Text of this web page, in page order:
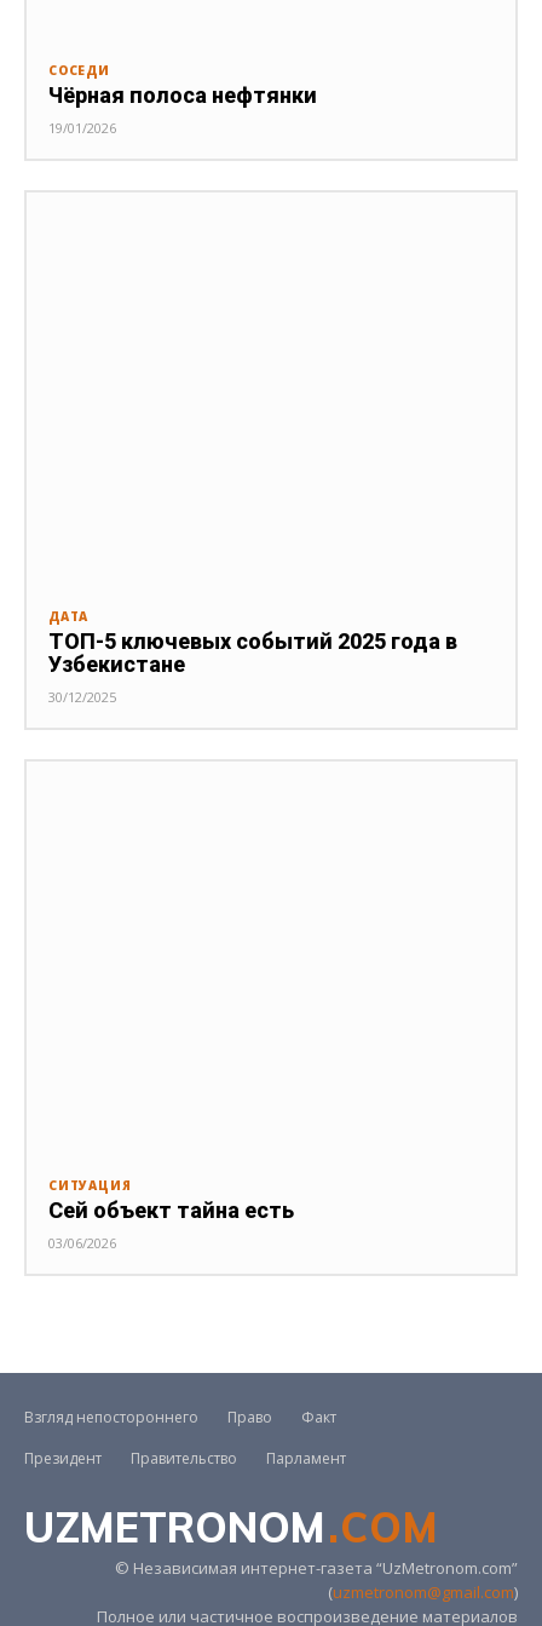
СОСЕДИ
Чёрная полоса нефтянки
19/01/2026
ДАТА
ТОП-5 ключевых событий 2025 года в
Узбекистане
30/12/2025
СИТУАЦИЯ
Сей объект тайна есть
03/06/2026
Взгляд непостороннего Право
Факт
Президент
Правительство Парламент
UZMETRONOM.COM
© Независимая интернет-газета “UzMetronom.com”
(uzmetronom@gmail.com)
Полное или частичное воспроизведение материалов